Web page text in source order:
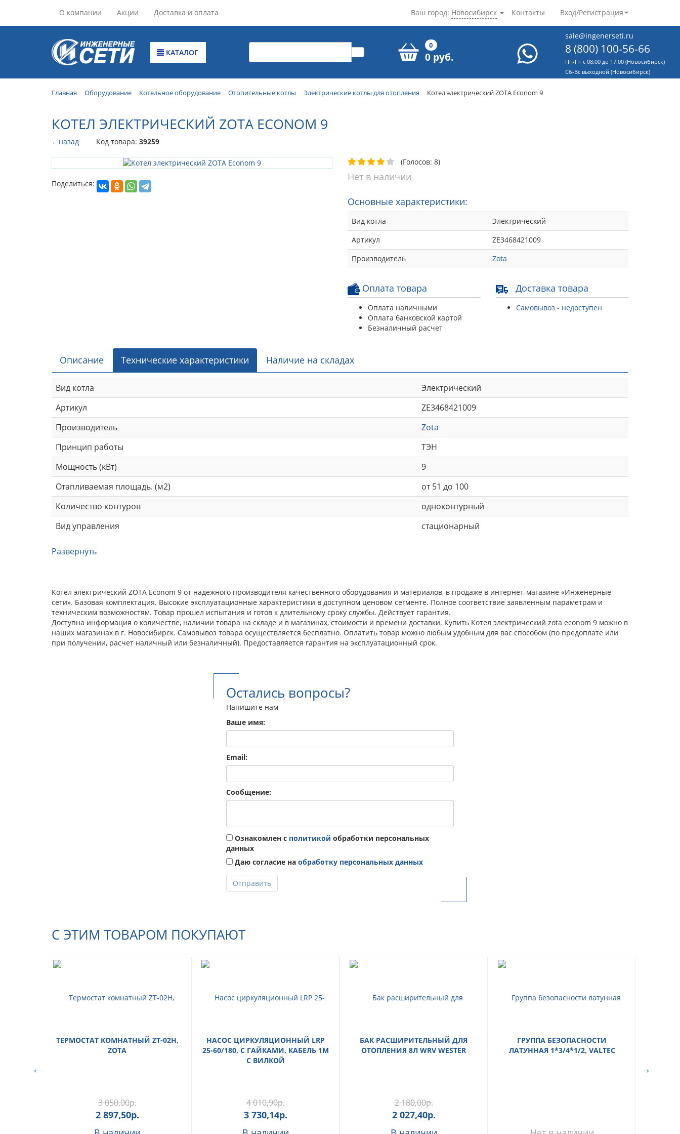
О компании Акции Доставка и оплата Контакты Вход/Регистрация
Ваш город: Новосибирск
КАТАЛОГ
0
0 руб.
sale@ingenerseti.ru
8 (800) 100-56-66
Пн-Пт с 08:00 до 17:00 (Новосибирск)
Cб-Вс выходной (Новосибирск)
Главная Оборудование Котельное оборудование Отопительные котлы Электрические котлы для отопления Котел электрический ZOTA Econom 9
КОТЕЛ ЭЛЕКТРИЧЕСКИЙ ZOTA ECONOM 9
←назад Код товара: 39259
Поделиться:
(Голосов: 8)
Нет в наличии
Основные характеристики:
Вид котла
Электрический
Артикул
ZE3468421009
Производитель
Zota
Оплата товара
Оплата наличными
Оплата банковской картой
Безналичный расчет
Доставка товара
Самовывоз - недоступен
Описание Технические характеристики Наличие на складах
Вид котла
Электрический
Артикул
ZE3468421009
Производитель
Zota
Принцип работы
ТЭН
Мощность (кВт)
9
Отапливаемая площадь. (м2)
от 51 до 100
Количество контуров
одноконтурный
Вид управления
стационарный
Развернуть
Котел электрический ZOTA Econom 9 от надежного производителя качественного оборудования и материалов, в продаже в интернет-магазине «Инженерные
сети». Базовая комплектация. Высокие эксплуатационные характеристики в доступном ценовом сегменте. Полное соответствие заявленным параметрам и
техническим возможностям. Товар прошел испытания и готов к длительному сроку службы. Действует гарантия.
Доступна информация о количестве, наличии товара на складе и в магазинах, стоимости и времени доставки. Купить Котел электрический zota econom 9 можно в
наших магазинах в г. Новосибирск. Самовывоз товара осуществляется бесплатно. Оплатить товар можно любым удобным для вас способом (по предоплате или
при получении, расчет наличный или безналичный). Предоставляется гарантия на эксплуатационный срок.
Остались вопросы?
Напишите нам
Ваше имя:
Email:
Сообщение:
Ознакомлен с политикой обработки персональных
данных
Даю согласие на обработку персональных данных
Отправить
С ЭТИМ ТОВАРОМ ПОКУПАЮТ
ТЕРМОСТАТ КОМНАТНЫЙ ZT-02H,
ZOTA
3 050,00р.
2 897,50р.
НАСОС ЦИРКУЛЯЦИОННЫЙ LRP
25-60/180, С ГАЙКАМИ, КАБЕЛЬ 1М
С ВИЛКОЙ
4 010,90р.
3 730,14р.
БАК РАСШИРИТЕЛЬНЫЙ ДЛЯ
ОТОПЛЕНИЯ 8Л WRV WESTER
2 180,00р.
2 027,40р.
ГРУППА БЕЗОПАСНОСТИ
ЛАТУННАЯ 1*3/4*1/2, VALTEC